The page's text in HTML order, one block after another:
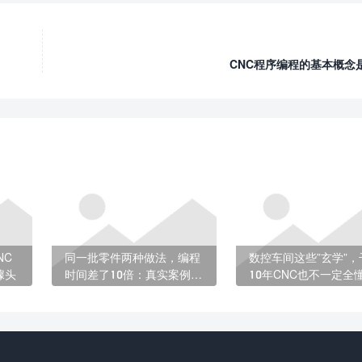
CNC程序编程的基本概念
头
同一批零件两种做法，编程
时间差了10倍：真实案例对
数控车间这些”玄学”，
10年CNC也不一定全